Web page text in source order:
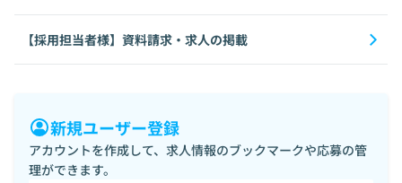
【採用担当者様】資料請求・求人の掲載
新規ユーザー登録
アカウントを作成して、求人情報のブックマークや応募の管
理ができます。